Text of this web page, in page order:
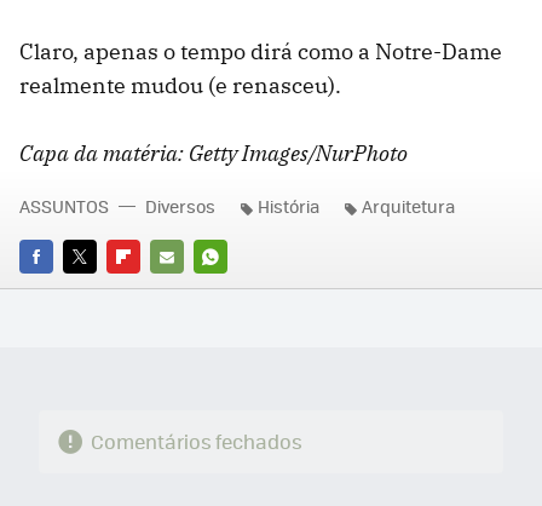
Claro, apenas o tempo dirá como a Notre-Dame
realmente mudou (e renasceu).
Capa da matéria: Getty Images/NurPhoto
FACEBOOK
TWITTERFLIPBOARD
E-
WHATSAPP
ASSUNTOS Diversos História Arquitetura
Comentários fechados